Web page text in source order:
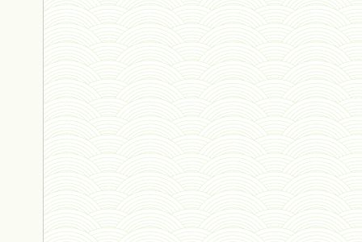
humain 06 - 6 août 2024
sous-groupe humain - 27 juillet
riche - 25 juillet 2024
éternité 03 - 11 juillet 2024
Introduction V1 - 6 juin 2024
extinction 07 - 18 mai 2024
biomasse - 10 mai 2024*